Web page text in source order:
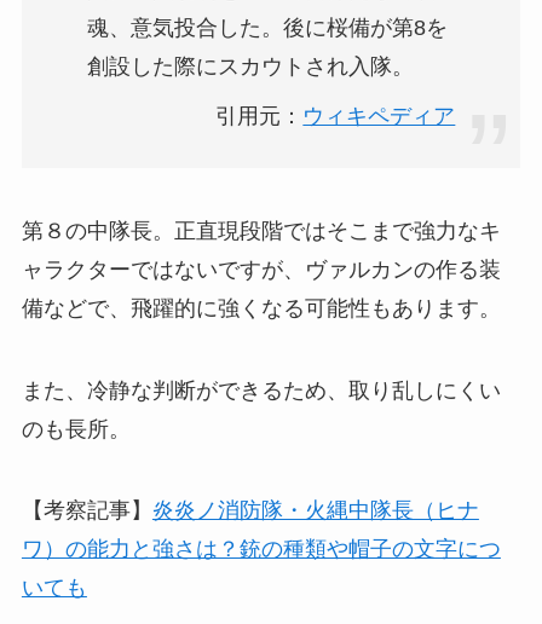
魂、意気投合した。後に桜備が第8を
創設した際にスカウトされ入隊。
引用元： ウィキペディア
第８の中隊長。正直現段階ではそこまで強力なキ
ャラクターではないですが、ヴァルカンの作る装
備などで、飛躍的に強くなる可能性もあります。
また、冷静な判断ができるため、取り乱しにくい
のも長所。
【考察記事】 炎炎ノ消防隊・火縄中隊長（ヒナ
ワ）の能力と強さは？銃の種類や帽子の文字につ
いても